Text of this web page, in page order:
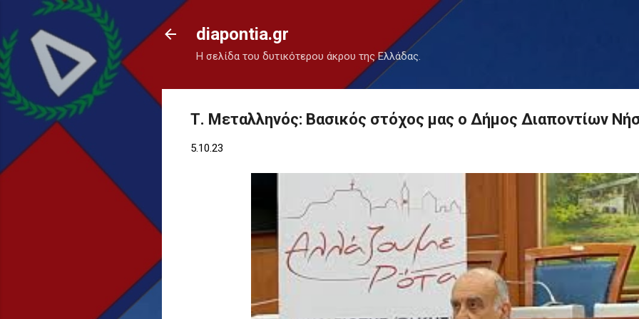
Μετάβαση στο κύριο περιεχόμενο
diapontia.gr
Η σελίδα του δυτικότερου άκρου της Ελλάδας.
Τ. Μεταλληνός: Βασικός στόχος μας ο Δήμος Διαποντίων
5.10.23